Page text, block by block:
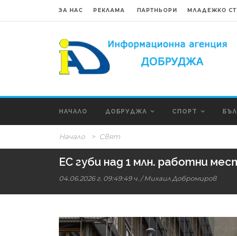
ЗА НАС РЕКЛАМА ПАРТНЬОРИ МЛАДЕЖКО
НАЧАЛО ДОБРУДЖА СПОРТ
Начало > Свят
ЕС губи над 1 млн. работни
04.06.2026 г. 09:49:49 ч. /Михаил Добромиров